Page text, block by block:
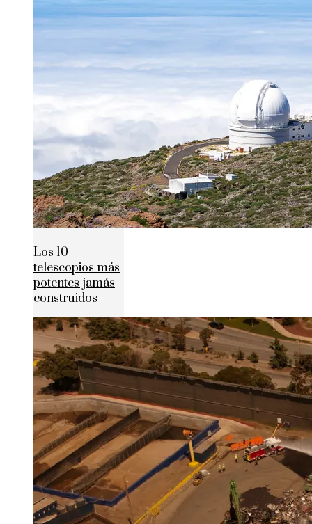
Los 10
telescopios más
potentes jamás
construidos